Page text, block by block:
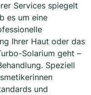
Services spiegelt
es um eine
Ihrer Haut oder das
Solarium geht –
Speziell
und